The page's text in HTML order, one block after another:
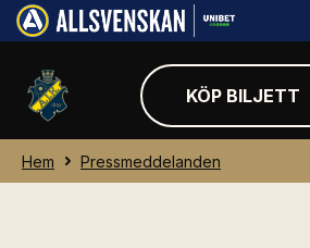
KÖP BILJETT
Hem Pressmeddelanden